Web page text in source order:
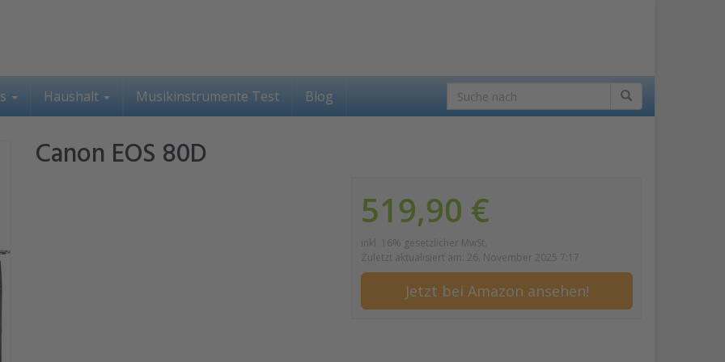
Haushalt Musikinstrumente Test Blog
Canon EOS 80D
519,90 €
inkl. 16% gesetzlicher MwSt.
Zuletzt aktualisiert am: 26. November 2025 7:17
Jetzt bei Amazon ansehen!